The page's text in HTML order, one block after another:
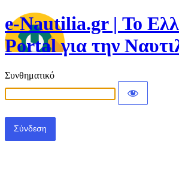
e-Nautilia.gr | Το
Portal για την
Συνθηματικό